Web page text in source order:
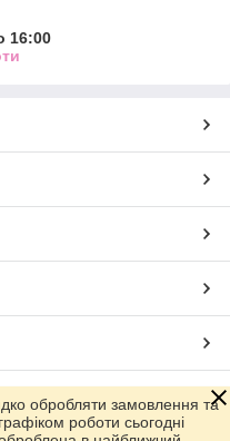
16:00
Prom.ua
обробляти замовлення та
роботи сьогодні